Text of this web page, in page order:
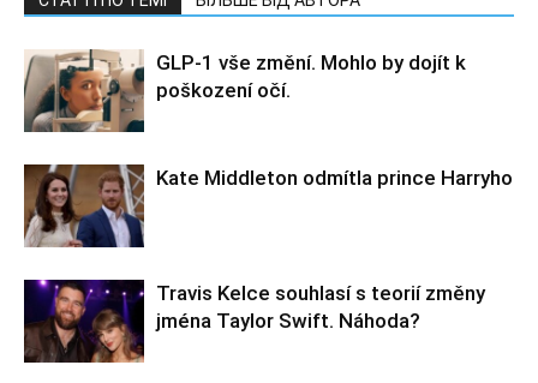
GLP-1 vše změní. Mohlo by dojít k
poškození očí.
Kate Middleton odmítla prince Harryho
Travis Kelce souhlasí s teorií změny
jména Taylor Swift. Náhoda?